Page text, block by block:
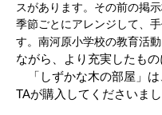
スがあります。その前の掲
季節ごとにアレンジして、
す。南河原小学校の教育活
ながら、より充実したも
「しずかな木の部屋」は
TAが購入してくださいまし